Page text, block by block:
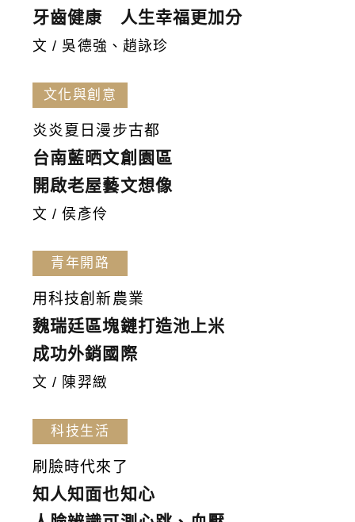
牙齒健康 人生幸福更加分
文 / 吳德強、趙詠珍
文化與創意
炎炎夏日漫步古都
台南藍晒文創園區
開啟老屋藝文想像
文 / 侯彥伶
青年開路
用科技創新農業
魏瑞廷區塊鏈打造池上米
成功外銷國際
文 / 陳羿緻
科技生活
刷臉時代來了
知人知面也知心